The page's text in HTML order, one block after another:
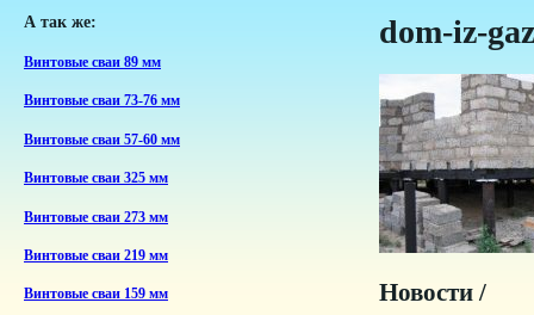
А так же:
Винтовые сваи 89 мм
Винтовые сваи 73-76 мм
Винтовые сваи 57-60 мм
Винтовые сваи 325 мм
Винтовые сваи 273 мм
Винтовые сваи 219 мм
Винтовые сваи 159 мм
dom-iz-
Новости /